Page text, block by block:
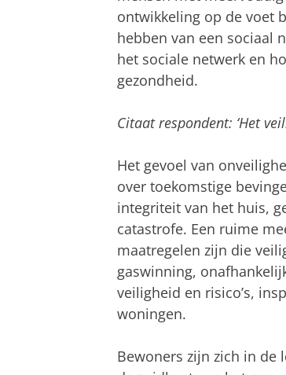
ontwikkeling op de voet
hebben van een sociaal
het sociale netwerk en
gezondheid.
Citaat respondent: ‘Het
Het gevoel van
over toekomstige
integriteit van het huis,
catastrofe. Een ruime
maatregelen zijn die
gaswinning,
veiligheid en risico’s,
woningen.
Bewoners zijn zich in de